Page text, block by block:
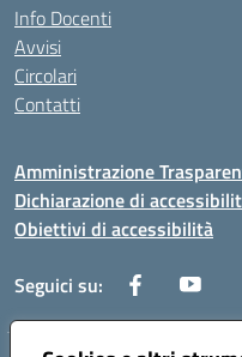
Info Docenti
Avvisi
Circolari
Contatti
Amministrazione
Dichiarazione di
Obiettivi di accessibilità
Seguici su: